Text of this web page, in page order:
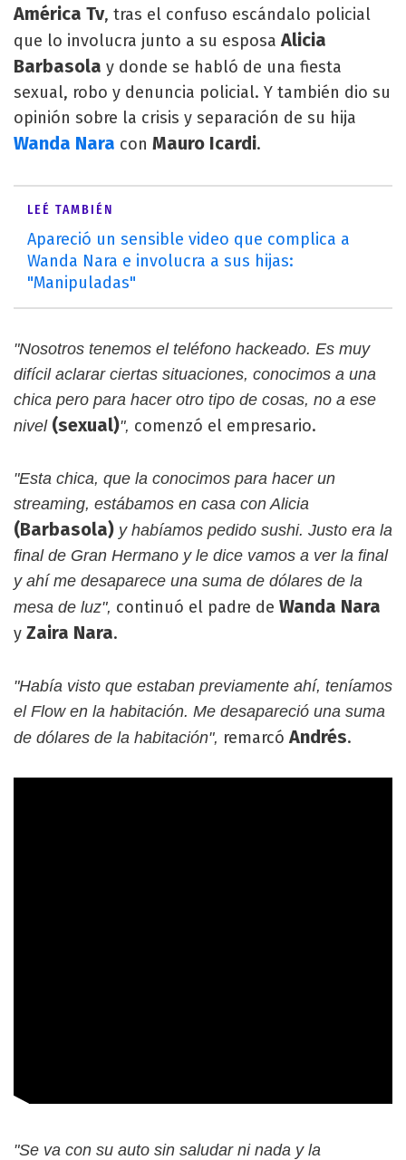
América Tv, tras el confuso escándalo policial
que lo involucra junto a su esposa Alicia
Barbasola y donde se habló de una fiesta
sexual, robo y denuncia policial. Y también dio su
opinión sobre la crisis y separación de su hija
Wanda Nara con Mauro Icardi.
LEÉ TAMBIÉN
Apareció un sensible video que complica a
Wanda Nara e involucra a sus hijas:
"Manipuladas"
"Nosotros tenemos el teléfono hackeado. Es muy
difícil aclarar ciertas situaciones, conocimos a una
chica pero para hacer otro tipo de cosas, no a ese
nivel (sexual)", comenzó el empresario.
"Esta chica, que la conocimos para hacer un
streaming, estábamos en casa con Alicia
(Barbasola) y habíamos pedido sushi. Justo era la
final de Gran Hermano y le dice vamos a ver la final
y ahí me desaparece una suma de dólares de la
mesa de luz", continuó el padre de Wanda Nara
y Zaira Nara.
"Había visto que estaban previamente ahí, teníamos
el Flow en la habitación. Me desapareció una suma
de dólares de la habitación", remarcóAndrés.
"Se va con su auto sin saludar ni nada y la